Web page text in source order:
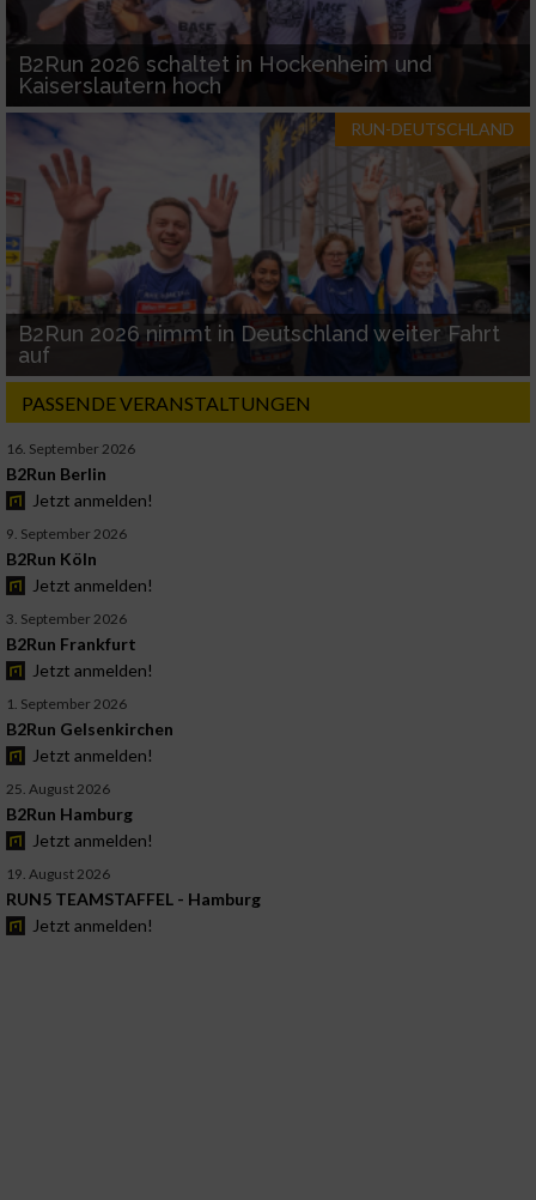
B2Run 2026 schaltet in Hockenheim und
Kaiserslautern hoch
RUN-DEUTSCHLAND
B2Run 2026 nimmt in Deutschland weiter Fahrt
auf
PASSENDE VERANSTALTUNGEN
16. September 2026
B2Run Berlin
Jetzt anmelden!
9. September 2026
B2Run Köln
Jetzt anmelden!
3. September 2026
B2Run Frankfurt
Jetzt anmelden!
1. September 2026
B2Run Gelsenkirchen
Jetzt anmelden!
25. August 2026
B2Run Hamburg
Jetzt anmelden!
19. August 2026
RUN5 TEAMSTAFFEL - Hamburg
Jetzt anmelden!